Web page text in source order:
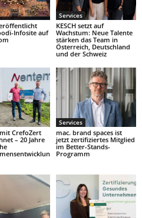
Infosite auf
Services
KESCH setzt auf
Wachstum: Neue Talente
stärken das Team in
Österreich, Deutschland
und der Schweiz
CrefoZert
– 20 Jahre
Services
mac. brand spaces ist
jetzt zertifiziertes Mitglied
im Better-Stands-
Programm